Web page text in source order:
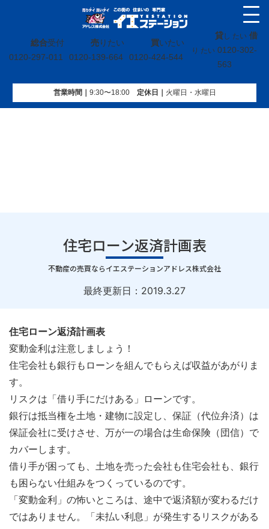
総合受付
0120-297-011
売りたい
0120-139-664
買いたい
0120-424-544
貸し たい 借
り たい 0120-302-
563
営業時間｜ 9:30〜18:00定休⽇｜ 火曜⽇・水曜⽇
イエステーション»投稿トップ»住宅ローン返済計画表
住宅ローン返済計画表
｜
不動産の売買ならイエステーションアドレス株式会社
最終更新日： 2019.3.27
住宅ローン返済計画表
変動金利は注意しましょう！
住宅会社も銀行もローンを組んでもらえば収益があがりま
す。
リスクは「借り手にだけある」ローンです。
銀行は抵当権を土地・建物に設定し、保証（代位弁済）は
保証会社に受けさせ、万が一の場合は生命保険（団信）で
カバーします。
借り手が困っても、土地を売った会社も住宅会社も、銀行
も困らない仕組みをつくっているのです。
「変動金利」の怖いところは、途中で返済額が変わるだけ
ではありません。「未払い利息」が発生するリスクがある